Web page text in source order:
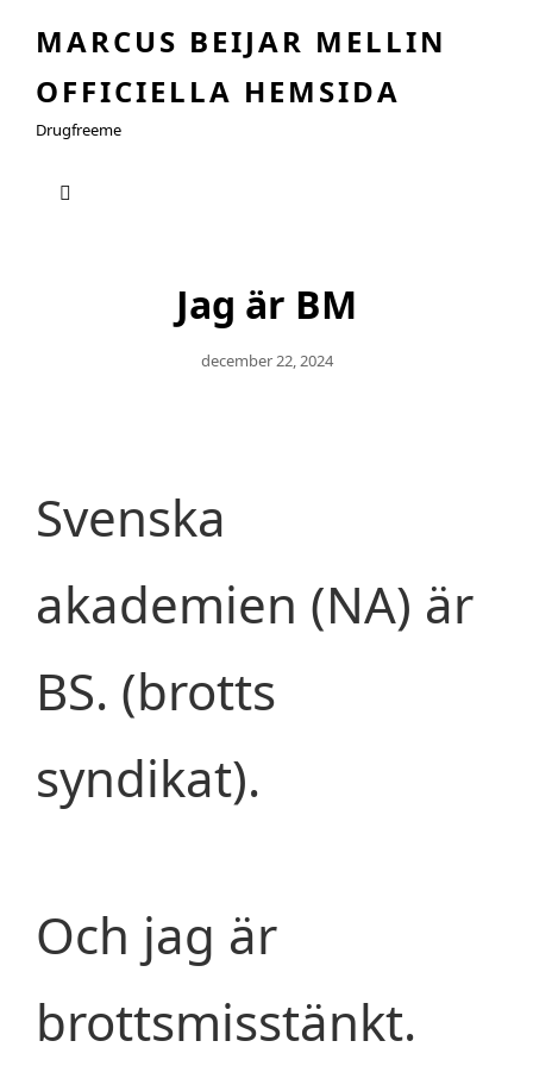
MARCUS BEIJAR MELLIN
OFFICIELLA HEMSIDA
Drugfreeme
Jag är BM
Publicerat
December 22, 2024
Svenska
akademien (NA) är
BS. (brotts
syndikat).
Och jag är
brottsmisstänkt.